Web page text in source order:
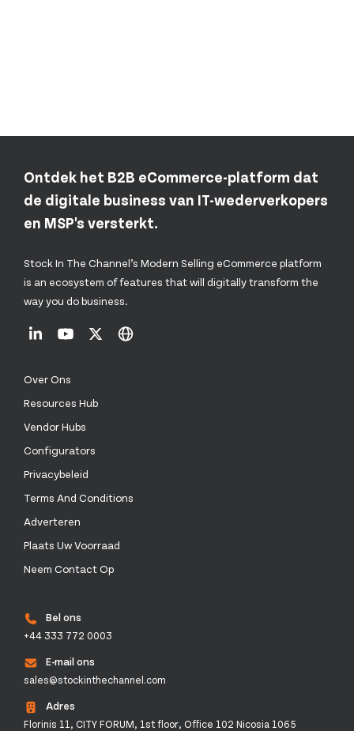
Ontdek het B2B eCommerce-platform dat
de digitale business van IT-wederverkopers
en MSP's versterkt.
Stock In The Channel’s Modern Selling eCommerce platform
is an ecosystem of features that will digitally transform the
way you do business.
Over Ons
Resources Hub
Vendor Hubs
Configurators
Privacybeleid
Terms And Conditions
Adverteren
Plaats Uw Voorraad
Neem Contact Op
Bel ons
+44 333 772 0003
E-mail ons
sales@stockinthechannel.com
Adres
Florinis 11, CITY FORUM, 1st floor, Office 102 Nicosia 1065